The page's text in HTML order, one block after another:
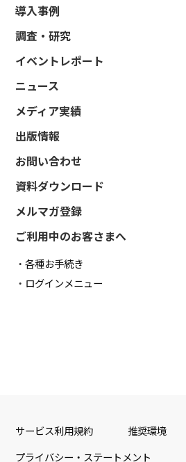
導入事例
調査・研究
イベントレポート
ニュース
メディア実績
出版情報
お問い合わせ
資料ダウンロード
メルマガ登録
ご利用中のお客さまへ
各種お手続き
ログインメニュー
サービス利用規約 推奨環境
プライバシー・ステートメント